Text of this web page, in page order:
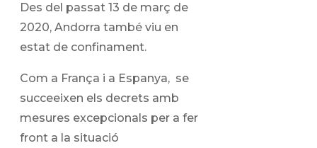
Des del passat 13 de març de
2020, Andorra també viu en
estat de confinament.
Com a França i a Espanya, se
succeeixen els decrets amb
mesures excepcionals per a fer
front a la situació